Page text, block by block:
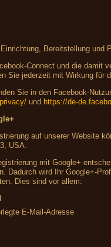
Bereitstellung und
Connect und die damit
Sie jederzeit mit Wirkung für
Sie in den Facebook-
und https://de-
auf unserer Website
USA.
mit Google+
Dadurch wird Ihr Google+-
Dies sind vor allem:
E-Mail-Adresse